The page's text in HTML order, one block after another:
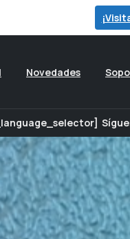
Novedades